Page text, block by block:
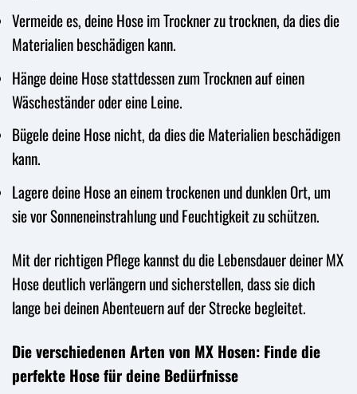
Vermeide es, deine Hose im Trockner zu trocknen, da dies die
Materialien beschädigen kann.
Hänge deine Hose stattdessen zum Trocknen auf einen
Wäscheständer oder eine Leine.
Bügele deine Hose nicht, da dies die Materialien beschädigen
kann.
Lagere deine Hose an einem trockenen und dunklen Ort, um
sie vor Sonneneinstrahlung und Feuchtigkeit zu schützen.
Mit der richtigen Pflege kannst du die Lebensdauer deiner MX
Hose deutlich verlängern und sicherstellen, dass sie dich
lange bei deinen Abenteuern auf der Strecke begleitet.
Die verschiedenen Arten von MX Hosen: Finde die
perfekte Hose für deine Bedürfnisse